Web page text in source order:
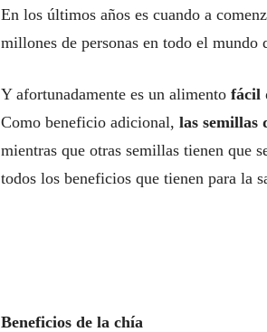
En los últimos años es cuando a
millones de personas en todo el mundo
Y afortunadamente es un alimento fácil
Como beneficio adicional, las semillas
mientras que otras semillas tienen que
todos los beneficios que tienen para la
Beneficios de la chía